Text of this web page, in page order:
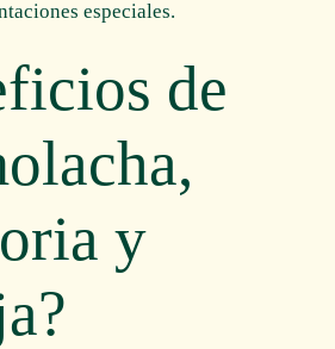
especiales.
de
y